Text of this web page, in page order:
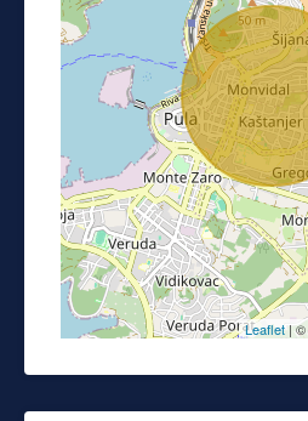
Leaflet| ©